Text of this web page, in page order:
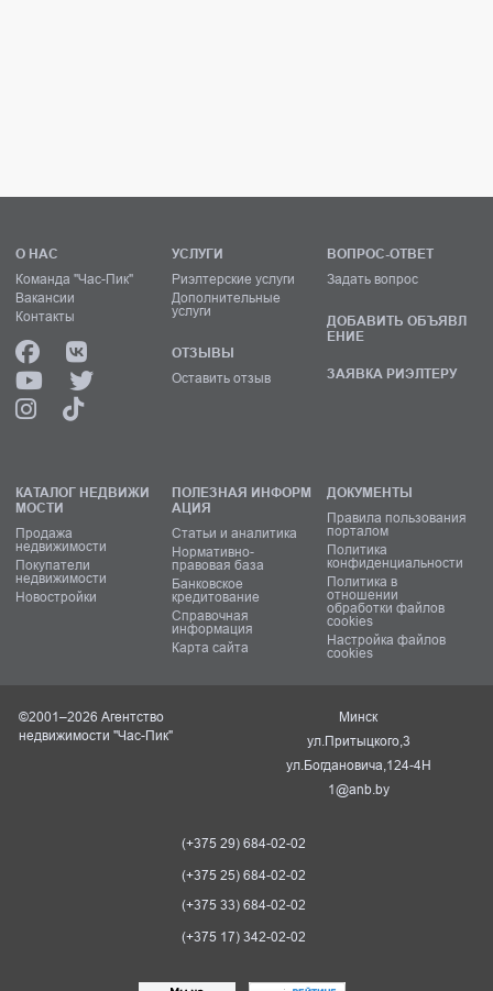
О НАС
Команда "Час-Пик"
Вакансии
Контакты
УСЛУГИ
Риэлтерские услуги
Дополнительные
услуги
ОТЗЫВЫ
Оставить отзыв
ВОПРОС-ОТВЕТ
Задать вопрос
ДОБАВИТЬ ОБЪЯВЛ
ЕНИЕ
ЗАЯВКА РИЭЛТЕРУ
КАТАЛОГ НЕДВИЖИ
МОСТИ
Продажа
недвижимости
Покупатели
недвижимости
Новостройки
ПОЛЕЗНАЯ ИНФОРМ
АЦИЯ
Статьи и аналитика
Нормативно-
правовая база
Банковское
кредитование
Справочная
информация
Карта сайта
ДОКУМЕНТЫ
Правила пользования
порталом
Политика
конфиденциальности
Политика в
отношении
обработки файлов
cookies
Настройка файлов
cookies
©2001–2026 Агентство
недвижимости "Час-Пик"
Минск
ул.Притыцкого,3
ул.Богдановича,124-4Н
1@anb.by
(+375 29) 684-02-02
(+375 25) 684-02-02
(+375 33) 684-02-02
(+375 17) 342-02-02